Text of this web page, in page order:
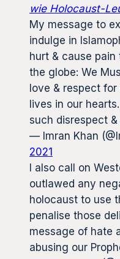
wie Holocaust-
My message to
indulge in
hurt & cause pain
the globe: We
love & respect
lives in our
such disrespect &
— Imran Khan
2021
I also call on
outlawed any
holocaust to use
penalise those
message of hate
abusing our